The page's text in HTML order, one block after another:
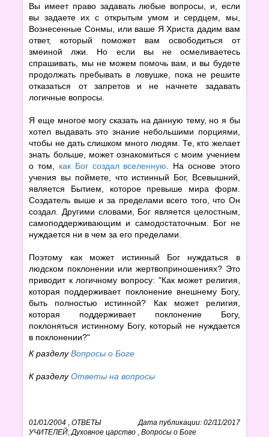
Вы имеет право задавать любые вопросы, и, если
вы задаете их с открытым умом и сердцем, мы,
Вознесенные Сонмы, или ваше Я Христа дадим вам
ответ, который поможет вам освободиться от
змеиной лжи. Но если вы не осмеливаетесь
спрашивать, мы не можем помочь вам, и вы будете
продолжать пребывать в ловушке, пока не решите
отказаться от запретов и не начнете задавать
логичные вопросы.
Я еще многое могу сказать на данную тему, но я бы
хотел выдавать это знание небольшими порциями,
чтобы не дать слишком много людям. Те, кто желает
знать больше, может ознакомиться с моим учением
о том, как Бог создал вселенную . На основе этого
учения вы поймете, что истинный Бог, Всевышний,
является Бытием, которое превыше мира форм.
Создатель выше и за пределами всего того, что Он
создал. Другими словами, Бог является целостным,
самоподдерживающим и самодостаточным. Бог не
нуждается ни в чем за его пределами.
Поэтому как может истинный Бог нуждаться в
людском поклонении или жертвоприношениях? Это
приводит к логичному вопросу: "Как может религия,
которая поддерживает поклонение внешнему Богу,
быть полностью истинной? Как может религия,
которая поддерживает поклонение Богу,
поклоняться истинному Богу, который не нуждается
в поклонении?"
К разделуВопросы о Боге
К разделуОтветы на вопросы
01/01/2004 Дата публикации: 02/11/2017
,ОТВЕТЫ
УЧИТЕЛЕЙ ,Духовное царство ,Вопросы о Боге